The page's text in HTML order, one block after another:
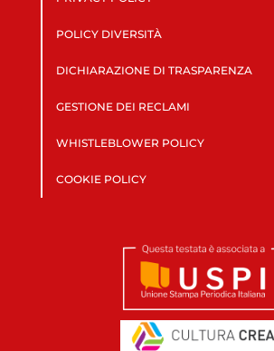
POLICY DIVERSITÀ
DICHIARAZIONE DI TRASPARENZA
GESTIONE DEI RECLAMI
WHISTLEBLOWER POLICY
COOKIE POLICY